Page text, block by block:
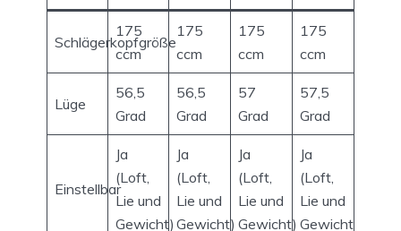
Schlägerkopfgröße
175
ccm
175
ccm
175
ccm
175
ccm
Lüge
56,5
Grad
56,5
Grad
57
Grad
57,5
Grad
Einstellbar
Ja
(Loft,
Lie und
Gewicht)
Ja
(Loft,
Lie und
Gewicht)
Ja
(Loft,
Lie und
Gewicht)
Ja
(Loft,
Lie und
Gewicht)